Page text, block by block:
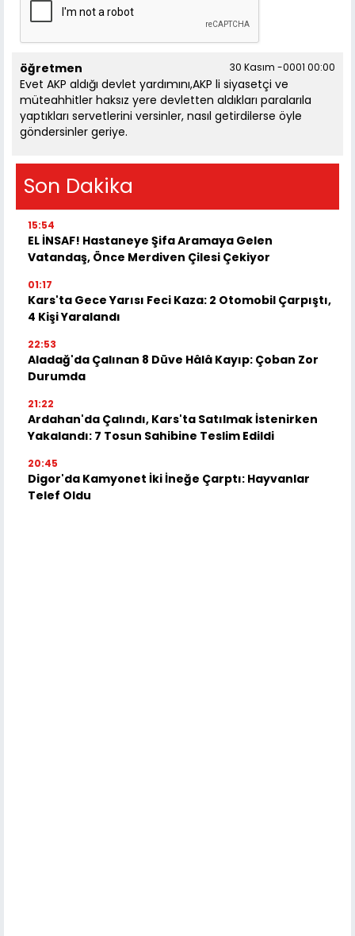
öğretmen 30 Kasım -0001 00:00
Evet AKP aldığı devlet yardımını,AKP li siyasetçi ve
müteahhitler haksız yere devletten aldıkları paralarıla
yaptıkları servetlerini versinler, nasıl getirdilerse öyle
göndersinler geriye.
Son Dakika
15:54
EL İNSAF! Hastaneye Şifa Aramaya Gelen
Vatandaş, Önce Merdiven Çilesi Çekiyor
01:17
Kars'ta Gece Yarısı Feci Kaza: 2 Otomobil Çarpıştı,
4 Kişi Yaralandı
22:53
Aladağ'da Çalınan 8 Düve Hâlâ Kayıp: Çoban Zor
Durumda
21:22
Ardahan'da Çalındı, Kars'ta Satılmak İstenirken
Yakalandı: 7 Tosun Sahibine Teslim Edildi
20:45
Digor'da Kamyonet İki İneğe Çarptı: Hayvanlar
Telef Oldu